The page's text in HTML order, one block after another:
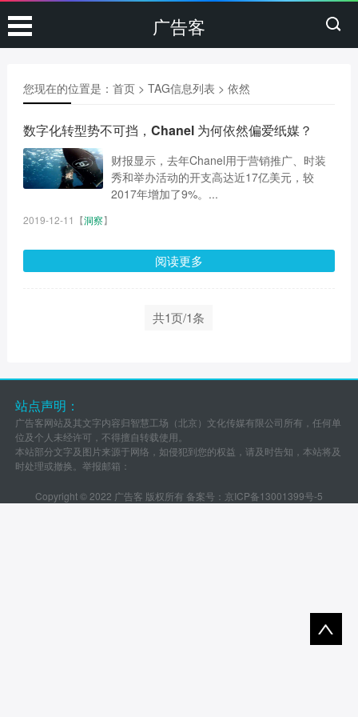
广告客
您现在的位置是： 首页> TAG信息列表 > 依然
数字化转型势不可挡，Chanel 为何依然偏爱纸媒？
财报显示，去年Chanel用于营销推广、时装
秀和举办活动的开支高达近17亿美元，较
2017年增加了9%。...
2019-12-11 【洞察】
阅读更多
共1页/1条
站点声明：
广告客网站及其文字内容归智慧工场（北京）文化传媒有限公司所有，任何单
位及个人未经许可，不得擅自转载使用。
本站部分文字及图片来源于网络，如侵犯到您的权益，请及时告知，本站将及
时处理或撤换。举报邮箱：
Copyright © 2022 广告客 版权所有 备案号： 京ICP备13001399号-5